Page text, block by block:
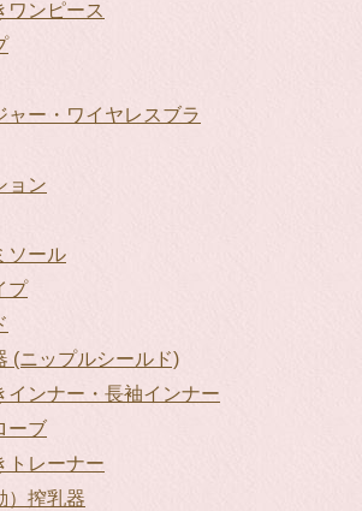
ワンピース
ャー・ワイヤレスブラ
ョン
ソール
プ
(ニップルシールド)
インナー・長袖インナー
ーブ
トレーナー
）搾乳器